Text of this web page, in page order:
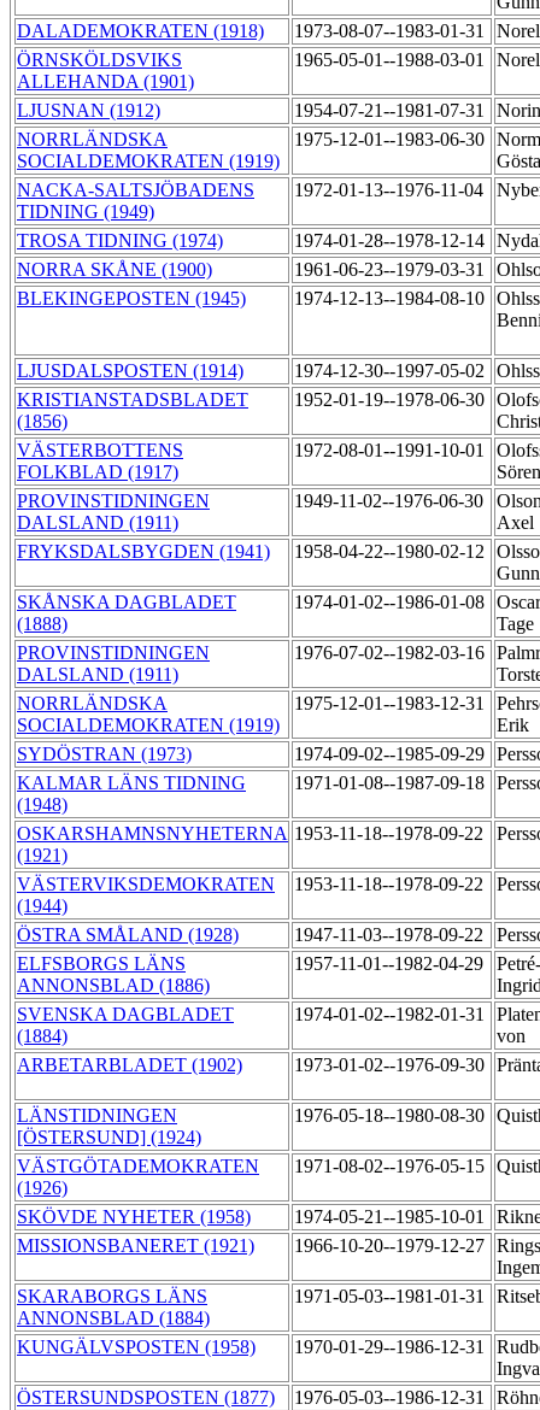
DALADEMOKRATEN (1918)
1973-08-07--1983-01-31
ÖRNSKÖLDSVIKS
ALLEHANDA (1901)
1965-05-01--1988-03-01
LJUSNAN (1912) 1954-07-21--1981-07-31
NORRLÄNDSKA
SOCIALDEMOKRATEN (1919)
1975-12-01--1983-06-30
NACKA-SALTSJÖBADENS
TIDNING (1949)
1972-01-13--1976-11-04
TROSA TIDNING (1974) 1974-01-28--1978-12-14
NORRA SKÅNE (1900)
1961-06-23--1979-03-31
BLEKINGEPOSTEN (1945)
1974-12-13--1984-08-10
LJUSDALSPOSTEN (1914) 1974-12-30--1997-05-02
KRISTIANSTADSBLADET
(1856)
1952-01-19--1978-06-30
VÄSTERBOTTENS
FOLKBLAD (1917)
1972-08-01--1991-10-01
PROVINSTIDNINGEN
DALSLAND (1911)
1949-11-02--1976-06-30
Axel
FRYKSDALSBYGDEN (1941)
1958-04-22--1980-02-12
SKÅNSKA DAGBLADET
(1888)
1974-01-02--1986-01-08
Tage
PROVINSTIDNINGEN
DALSLAND (1911)
1976-07-02--1982-03-16
NORRLÄNDSKA
SOCIALDEMOKRATEN (1919)
1975-12-01--1983-12-31
Erik
SYDÖSTRAN (1973)
1974-09-02--1985-09-29
KALMAR LÄNS TIDNING
(1948)
1971-01-08--1987-09-18
OSKARSHAMNSNYHETERNA
(1921)
1953-11-18--1978-09-22
VÄSTERVIKSDEMOKRATEN
(1944)
1953-11-18--1978-09-22
ÖSTRA SMÅLAND (1928) 1947-11-03--1978-09-22
ELFSBORGS LÄNS
ANNONSBLAD (1886)
1957-11-01--1982-04-29
SVENSKA DAGBLADET
(1884)
1974-01-02--1982-01-31
von
ARBETARBLADET (1902)
1973-01-02--1976-09-30
LÄNSTIDNINGEN
[ÖSTERSUND] (1924)
1976-05-18--1980-08-30
VÄSTGÖTADEMOKRATEN
(1926)
1971-08-02--1976-05-15
SKÖVDE NYHETER (1958) 1974-05-21--1985-10-01
MISSIONSBANERET (1921)
1966-10-20--1979-12-27
SKARABORGS LÄNS
ANNONSBLAD (1884)
1971-05-03--1981-01-31
KUNGÄLVSPOSTEN (1958) 1970-01-29--1986-12-31
ÖSTERSUNDSPOSTEN (1877)
1976-05-03--1986-12-31